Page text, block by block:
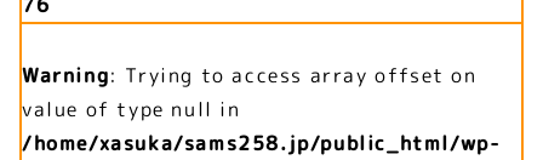
Warning: Trying to access array offset on
value of type null in
/home/xasuka/sams258.jp/public_html/wp-